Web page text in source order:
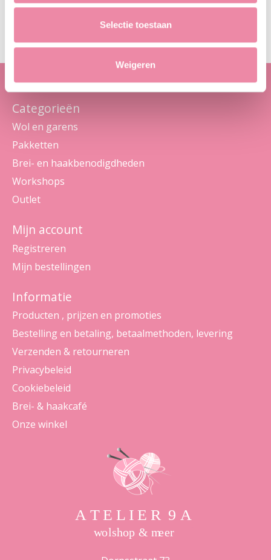
Selectie toestaan
Weigeren
Maak je geen zorgen, we sturen geen spam
Categorieën
Wol en garens
Pakketten
Brei- en haakbenodigdheden
Workshops
Outlet
Mijn account
Registreren
Mijn bestellingen
Informatie
Producten , prijzen en promoties
Bestelling en betaling, betaalmethoden, levering
Verzenden & retourneren
Privacybeleid
Cookiebeleid
Brei- & haakcafé
Onze winkel